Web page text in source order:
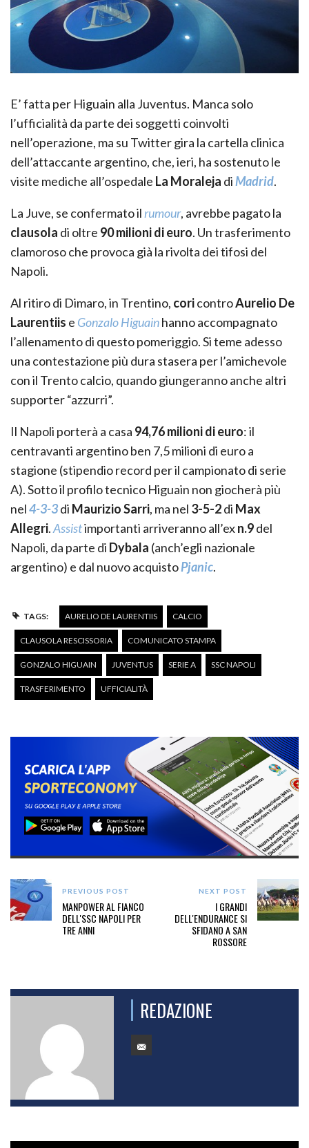
E’ fatta per Higuain alla Juventus. Manca solo
l’ufficialità da parte dei soggetti coinvolti
nell’operazione, ma su Twitter gira la cartella clinica
dell’attaccante argentino, che, ieri, ha sostenuto le
visite mediche all’ospedale La Moraleja diMadrid.
La Juve, se confermato il rumour, avrebbe pagato la
clausola di oltre 90 milioni di euro. Un trasferimento
clamoroso che provoca già la rivolta dei tifosi del
Napoli.
Al ritiro di Dimaro, in Trentino, coricontroAurelio De
Laurentiis e Gonzalo Higuainhanno accompagnato
l’allenamento di questo pomeriggio. Si teme adesso
una contestazione più dura stasera per l’amichevole
con il Trento calcio, quando giungeranno anche altri
supporter “azzurri”.
Il Napoli porterà a casa 94,76 milioni di euro: il
centravanti argentino ben 7,5 milioni di euro a
stagione (stipendio record per il campionato di serie
A). Sotto il profilo tecnico Higuain non giocherà più
nel4-3-3di Maurizio Sarri, ma nel 3-5-2di Max
Allegri.Assistimportanti arriveranno all’exn.9del
Napoli, da parte di Dybala (anch’egli nazionale
argentino) e dal nuovo acquistoPjanic.
TAGS: AURELIO DE LAURENTIIS CALCIO
CLAUSOLA RESCISSORIA COMUNICATO STAMPA
GONZALO HIGUAIN JUVENTUS SERIE A SSC NAPOLI
TRASFERIMENTO UFFICIALITÀ
PREVIOUS POST
MANPOWER AL FIANCO
DELL'SSC NAPOLI PER
TRE ANNI
NEXT POST
I GRANDI
DELL'ENDURANCE SI
SFIDANO A SAN
ROSSORE
REDAZIONE